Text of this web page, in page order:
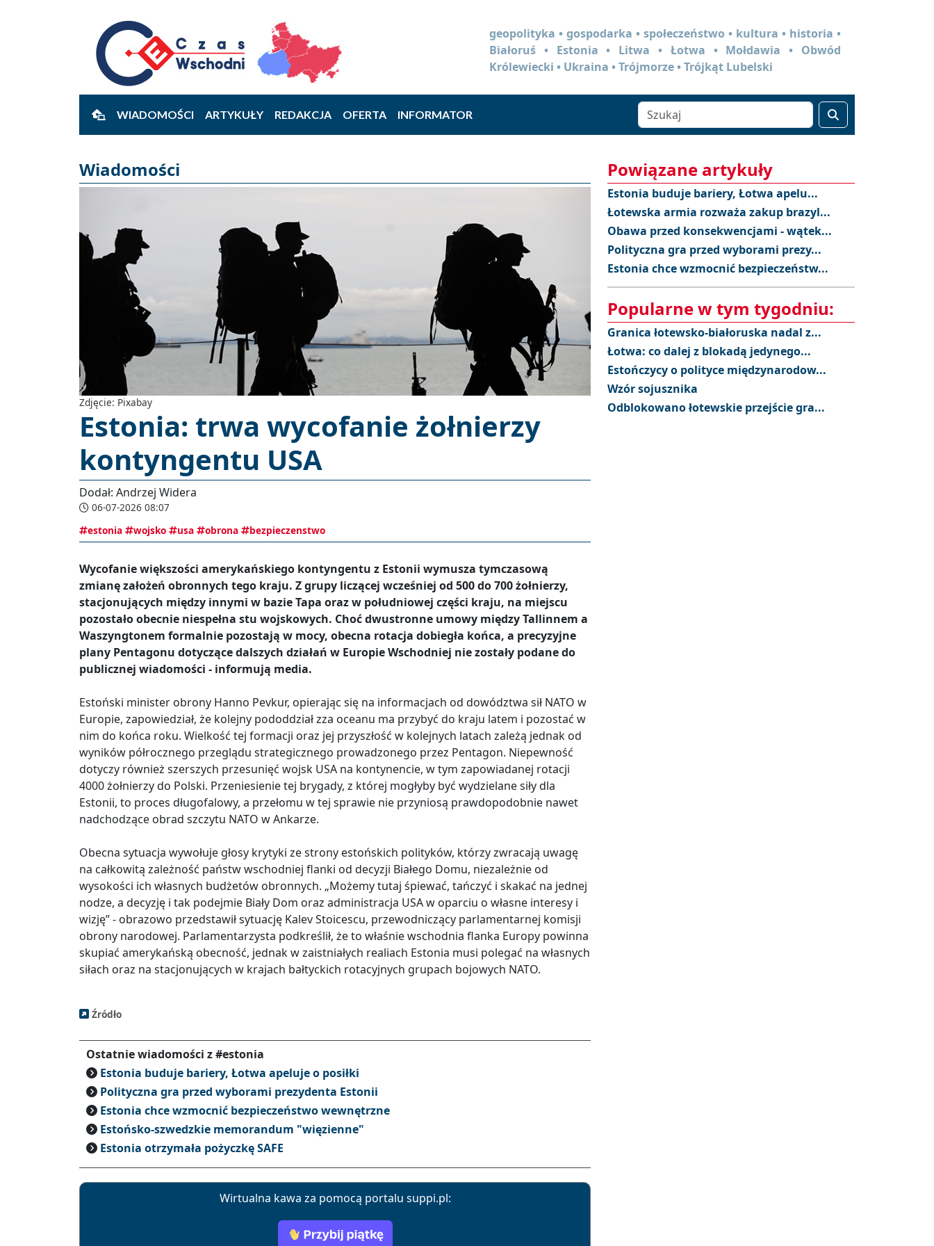
geopolityka • gospodarka • społeczeństwo • kultura • historia •
Białoruś • Estonia • Litwa • Łotwa • Mołdawia • Obwód
Królewiecki • Ukraina • Trójmorze • Trójkąt Lubelski
WIADOMOŚCI ARTYKUŁY REDAKCJA OFERTA INFORMATOR
Wiadomości
Zdjęcie: Pixabay
Estonia: trwa wycofanie żołnierzy
kontyngentu USA
Dodał: Andrzej Widera
06-07-2026 08:07
estonia
wojsko usa obrona bezpieczenstwo
Wycofanie większości amerykańskiego kontyngentu z Estonii wymusza tymczasową
zmianę założeń obronnych tego kraju. Z grupy liczącej wcześniej od 500 do 700 żołnierzy,
stacjonujących między innymi w bazie Tapa oraz w południowej części kraju, na miejscu
pozostało obecnie niespełna stu wojskowych. Choć dwustronne umowy między Tallinnem a
Waszyngtonem formalnie pozostają w mocy, obecna rotacja dobiegła końca, a precyzyjne
plany Pentagonu dotyczące dalszych działań w Europie Wschodniej nie zostały podane do
publicznej wiadomości - informują media.
Estoński minister obrony Hanno Pevkur, opierając się na informacjach od dowództwa sił NATO w
Europie, zapowiedział, że kolejny pododdział zza oceanu ma przybyć do kraju latem i pozostać w
nim do końca roku. Wielkość tej formacji oraz jej przyszłość w kolejnych latach zależą jednak od
wyników półrocznego przeglądu strategicznego prowadzonego przez Pentagon. Niepewność
dotyczy również szerszych przesunięć wojsk USA na kontynencie, w tym zapowiadanej rotacji
4000 żołnierzy do Polski. Przeniesienie tej brygady, z której mogłyby być wydzielane siły dla
Estonii, to proces długofalowy, a przełomu w tej sprawie nie przyniosą prawdopodobnie nawet
nadchodzące obrad szczytu NATO w Ankarze.
Obecna sytuacja wywołuje głosy krytyki ze strony estońskich polityków, którzy zwracają uwagę
na całkowitą zależność państw wschodniej flanki od decyzji Białego Domu, niezależnie od
wysokości ich własnych budżetów obronnych. „Możemy tutaj śpiewać, tańczyć i skakać na jednej
nodze, a decyzję i tak podejmie Biały Dom oraz administracja USA w oparciu o własne interesy i
wizję” - obrazowo przedstawił sytuację Kalev Stoicescu, przewodniczący parlamentarnej komisji
obrony narodowej. Parlamentarzysta podkreślił, że to właśnie wschodnia flanka Europy powinna
skupiać amerykańską obecność, jednak w zaistniałych realiach Estonia musi polegać na własnych
siłach oraz na stacjonujących w krajach bałtyckich rotacyjnych grupach bojowych NATO.
Źródło
Ostatnie wiadomości z #estonia
Estonia buduje bariery, Łotwa apeluje o posiłki
Polityczna gra przed wyborami prezydenta Estonii
Estonia chce wzmocnić bezpieczeństwo wewnętrzne
Estońsko-szwedzkie memorandum "więzienne"
Estonia otrzymała pożyczkę SAFE
Wirtualna kawa za pomocą portalu suppi.pl:
Powiązane artykuły
Estonia buduje bariery, Łotwa apelu...
Łotewska armia rozważa zakup brazyl...
Obawa przed konsekwencjami - wątek...
Polityczna gra przed wyborami prezy...
Estonia chce wzmocnić bezpieczeństw...
Popularne w tym tygodniu:
Granica łotewsko-białoruska nadal z...
Łotwa: co dalej z blokadą jedynego...
Estończycy o polityce międzynarodow...
Wzór sojusznika
Odblokowano łotewskie przejście gra...